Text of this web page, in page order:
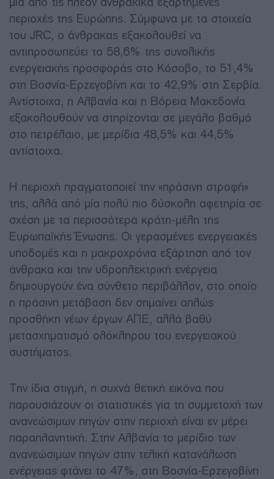
περιοχές της Ευρώπης. Σύμφωνα με τα στοιχεία
του JRC, ο άνθρακας εξακολουθεί να
αντιπροσωπεύει το 58,6% της συνολικής
ενεργειακής προσφοράς στο Κόσοβο, το 51,4%
στη Βοσνία-Ερζεγοβίνη και το 42,9% στη Σερβία.
Αντίστοιχα, η Αλβανία και η Βόρεια Μακεδονία
εξακολουθούν να στηρίζονται σε μεγάλο βαθμό
στο πετρέλαιο, με μερίδια 48,5% και 44,5%
αντίστοιχα.
Η περιοχή πραγματοποιεί την «πράσινη στροφή»
της, αλλά από μία πολύ πιο δύσκολη αφετηρία σε
σχέση με τα περισσότερα κράτη-μέλη της
Ευρωπαϊκής Ένωσης. Οι γερασμένες ενεργειακές
υποδομές και η μακροχρόνια εξάρτηση από τον
άνθρακα και την υδροηλεκτρική ενέργεια
δημιουργούν ένα σύνθετο περιβάλλον, στο οποίο
η πράσινη μετάβαση δεν σημαίνει απλώς
προσθήκη νέων έργων ΑΠΕ, αλλά βαθύ
μετασχηματισμό ολόκληρου του ενεργειακού
συστήματος.
Την ίδια στιγμή, η συχνά θετική εικόνα που
παρουσιάζουν οι στατιστικές για τη συμμετοχή των
ανανεώσιμων πηγών στην περιοχή είναι εν μέρει
παραπλανητική. Στην Αλβανία το μερίδιο των
ανανεώσιμων πηγών στην τελική κατανάλωση
ενέργειας φτάνει το 47%, στη Βοσνία-Ερζεγοβίνη